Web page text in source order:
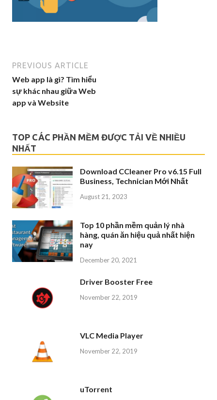
PREVIOUS ARTICLE
Web app là gì? Tìm hiểu
sự khác nhau giữa Web
app và Website
TOP CÁC PHẦN MỀM ĐƯỢC TẢI VỀ NHIỀU
NHẤT
Download CCleaner Pro v6.15 Full
Business, Technician Mới Nhất
August 21, 2023
Top 10 phần mềm quản lý nhà
hàng, quán ăn hiệu quả nhất hiện
nay
December 20, 2021
Driver Booster Free
November 22, 2019
VLC Media Player
November 22, 2019
uTorrent